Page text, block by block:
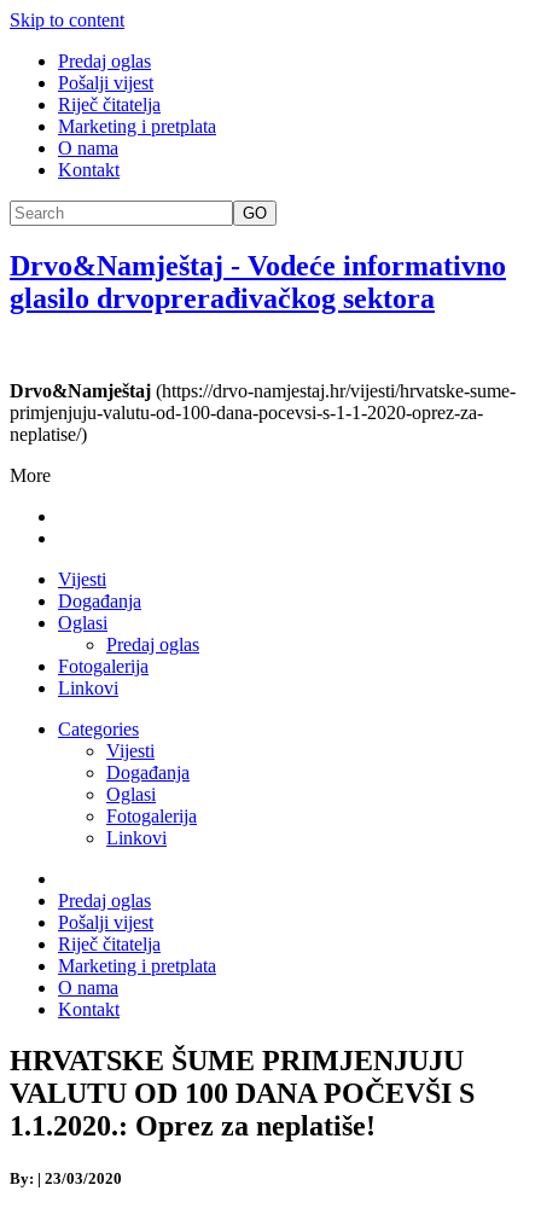
Skip to content
Predaj oglas
Pošalji vijest
Riječ čitatelja
Marketing i pretplata
O nama
Kontakt
GO
Drvo&Namještaj - Vodeće informativno
glasilo drvoprerađivačkog sektora
Drvo&Namještaj (https://drvo-namjestaj.hr/vijesti/hrvatske-sume-
primjenjuju-valutu-od-100-dana-pocevsi-s-1-1-2020-oprez-za-
neplatise/)
More
Vijesti
Događanja
Oglasi
Predaj oglas
Fotogalerija
Linkovi
Categories
Vijesti
Događanja
Oglasi
Fotogalerija
Linkovi
Predaj oglas
Pošalji vijest
Riječ čitatelja
Marketing i pretplata
O nama
Kontakt
HRVATSKE ŠUME PRIMJENJUJU
VALUTU OD 100 DANA POČEVŠI S
1.1.2020.: Oprez za neplatiše!
By: | 23/03/2020